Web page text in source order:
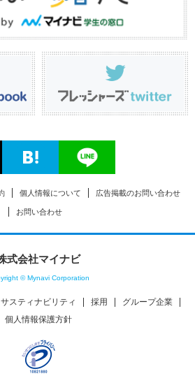
個人情報について 広告掲載のお問い合わせ
お問い合わせ
式会社マイナビ
© Mynavi Corporation
サスティナビリティ 採用
グループ企業
個人情報保護方針